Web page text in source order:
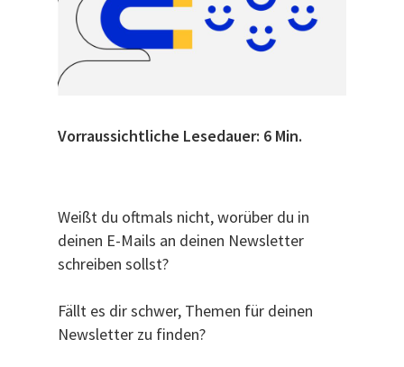
Vorraussichtliche Lesedauer: 6 Min.
Weißt du oftmals nicht, worüber du in
deinen E-Mails an deinen Newsletter
schreiben sollst?
Fällt es dir schwer, Themen für deinen
Newsletter zu finden?